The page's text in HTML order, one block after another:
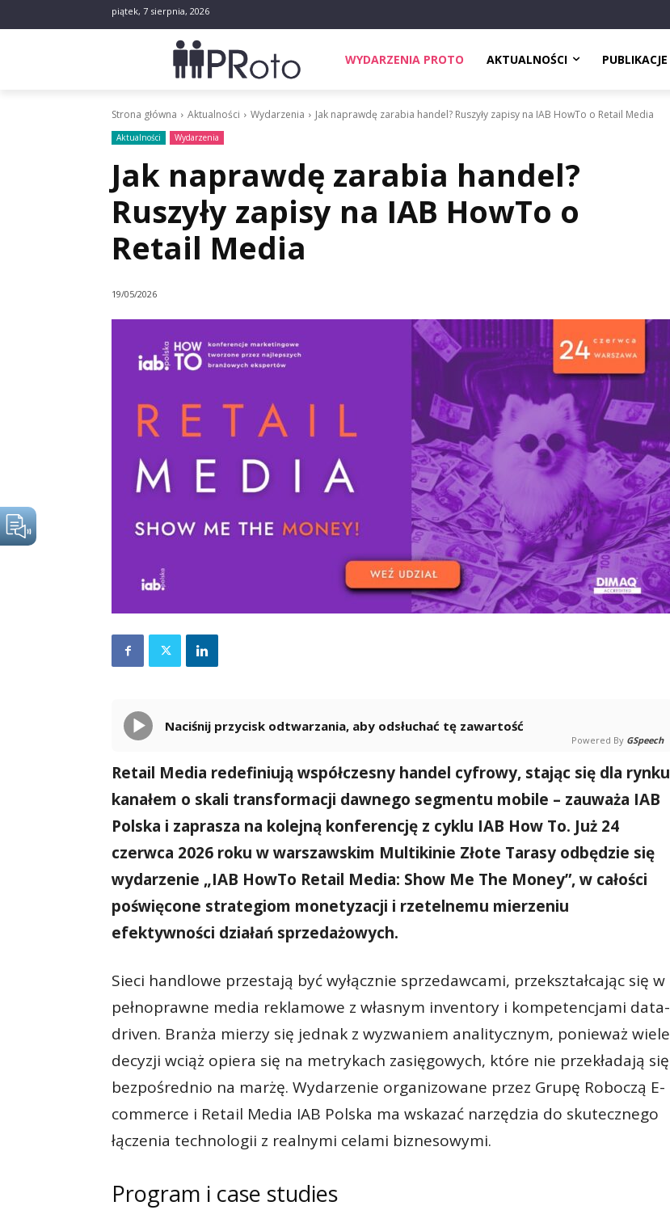
piątek, 7 sierpnia, 2026
WYDARZENIA PROTO AKTUALNOŚCI PUBLIKACJE
Strona główna Aktualności Wydarzenia Jak naprawdę zarabia handel? Ruszyły zapisy na IAB HowTo o Retail Media
Aktualności Wydarzenia
Jak naprawdę zarabia handel?
Ruszyły zapisy na IAB HowTo o
Retail Media
19/05/2026
Naciśnij przycisk odtwarzania, aby odsłuchać tę zawartość
Powered By GSpeech
Retail Media redefiniują współczesny handel cyfrowy, stając się dla rynku
kanałem o skali transformacji dawnego segmentu mobile – zauważa IAB
Polska i zaprasza na kolejną konferencję z cyklu IAB How To. Już 24
czerwca 2026 roku w warszawskim Multikinie Złote Tarasy odbędzie się
wydarzenie „IAB HowTo Retail Media: Show Me The Money”, w całości
poświęcone strategiom monetyzacji i rzetelnemu mierzeniu
efektywności działań sprzedażowych.
Sieci handlowe przestają być wyłącznie sprzedawcami, przekształcając się w
pełnoprawne media reklamowe z własnym inventory i kompetencjami data-
driven. Branża mierzy się jednak z wyzwaniem analitycznym, ponieważ wiele
decyzji wciąż opiera się na metrykach zasięgowych, które nie przekładają się
bezpośrednio na marżę. Wydarzenie organizowane przez Grupę Roboczą E-
commerce i Retail Media IAB Polska ma wskazać narzędzia do skutecznego
łączenia technologii z realnymi celami biznesowymi.
Program i case studies